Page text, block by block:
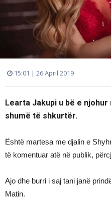
15:01 | 26 April 2019
Learta Jakupi u bë e
shumë të shkurtër.
Është martesa me djalin e
të komentuar atë në publik,
Ajo dhe burri i saj tani janë
Matin.